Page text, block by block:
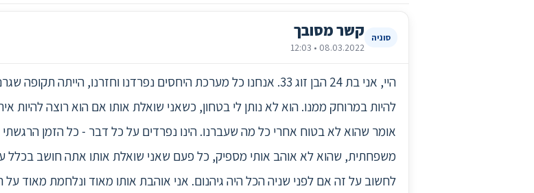
סוניה קשר מסובך
08.03.2022 • 12:03
להיות במרוחק ממנו. הוא לא נותן לי בטחון, כשאני שואלת אותו אם הוא רוצה להיות
אומר שהוא לא בטוח אחרי כל מה שעברנו. הינו נפרדים על כל דבר - כל הזמן
משפחתית, שהוא לא אוהב אותי מספיק, כל פעם שאני שואלת אותו אתה חושב בכלל על
לחשוב על זה אם לפני שניה הכל היה גיהנום. אני אוהבת אותו מאוד ונלחמת מאוד